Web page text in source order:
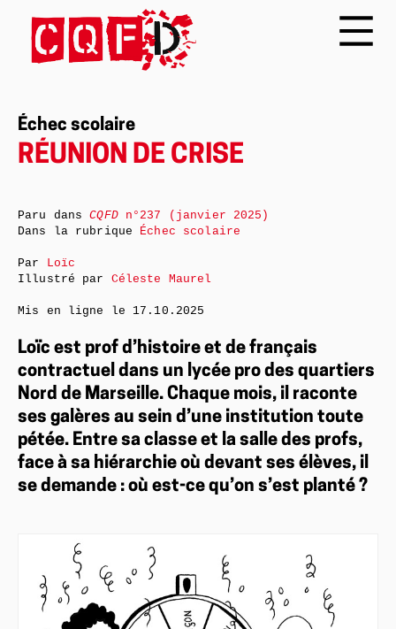
Échec scolaire
RÉUNION DE CRISE
Loïc est prof d’histoire et de français
contractuel dans un lycée pro des quartiers
Nord de Marseille. Chaque mois, il raconte
ses galères au sein d’une institution toute
pétée. Entre sa classe et la salle des profs,
face à sa hiérarchie où devant ses élèves, il
se demande : où est-ce qu’on s’est planté ?
Paru dansCQFDn°237 (janvier 2025)
Dans la rubrique Échec scolaire
Par Loïc
Illustré par Céleste Maurel
Mis en ligne le 17.10.2025